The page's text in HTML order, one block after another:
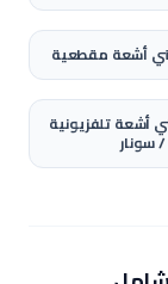
أشعة مقطعية
أشعة تلفزيونية
/ سونار